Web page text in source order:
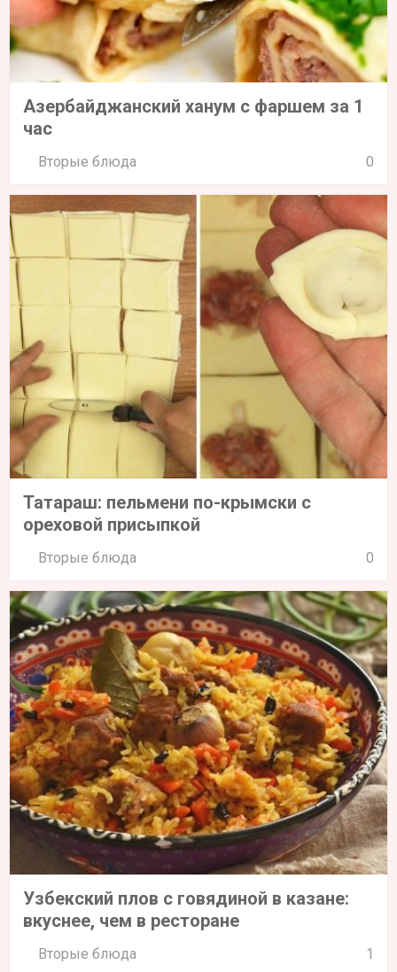
Азербайджанский ханум с фаршем за 1
час
Вторые блюда 0
Татараш: пельмени по-крымски с
ореховой присыпкой
Вторые блюда 0
Узбекский плов с говядиной в казане:
вкуснее, чем в ресторане
Вторые блюда 1